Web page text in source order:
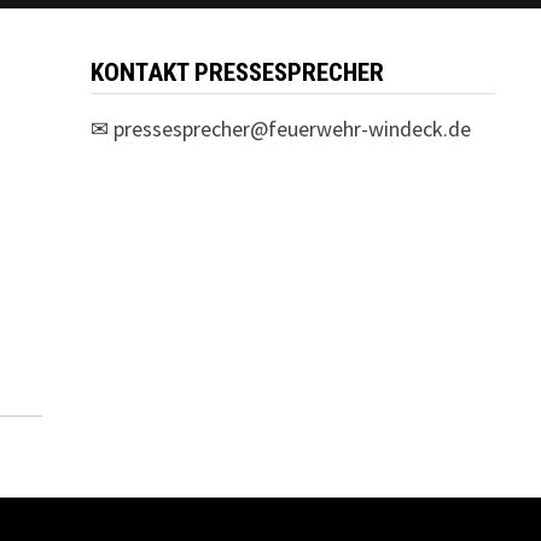
KONTAKT PRESSESPRECHER
✉ pressesprecher@feuerwehr-windeck.de